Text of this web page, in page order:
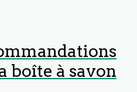
boîte à savon